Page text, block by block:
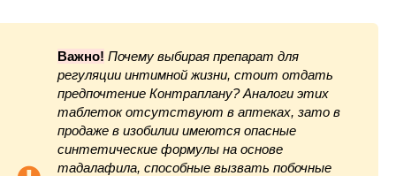
Важно! Почему выбирая препарат для
регуляции интимной жизни, стоит отдать
предпочтение Контраплану? Аналоги этих
таблеток отсутствуют в аптеках, зато в
продаже в изобилии имеются опасные
синтетические формулы на основе
тадалафила, способные вызвать побочные